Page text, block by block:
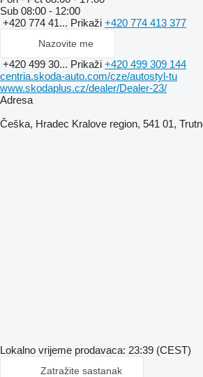
Sub 08:00 - 12:00
+420 774 41... Prikaži +420 774 413 377
Nazovite me
+420 499 30... Prikaži +420 499 309 144
centria.skoda-auto.com/cze/autostyl-tu
www.skodaplus.cz/dealer/Dealer-23/
Adresa
Češka, Hradec Kralove region, 541 01,
Lokalno vrijeme prodavaca: 23:39 (CEST)
Zatražite sastanak